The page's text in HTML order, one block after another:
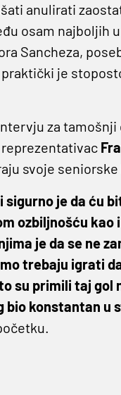
anulirati
osam najboljih
Sancheza,
je
za
svoje
sigurno je da ću
ozbiljnošću kao
je da se ne
trebaju igrati
su primili taj
konstantan u